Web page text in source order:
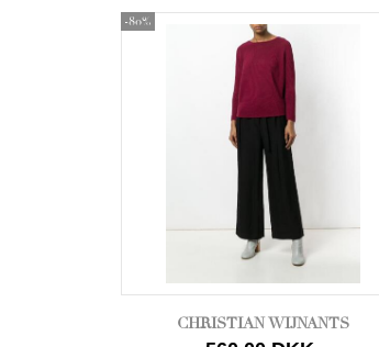
-80%
CHRISTIAN WIJNANTS